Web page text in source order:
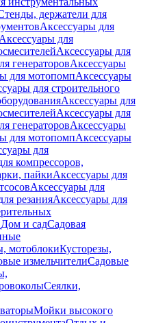
держатели для
Аксессуары для
Аксессуары для
Аксессуары для
генераторовАксессуары
для мотопомпАксессуары
для строительного
Аксессуары для
Аксессуары для
генераторовАксессуары
для мотопомпАксессуары
для
компрессоров,
пайкиАксессуары для
Аксессуары для
резанияАксессуары для
Дом и садСадовая
мотоблокиКусторезы,
измельчителиСадовые
Сеялки,
Мойки высокого